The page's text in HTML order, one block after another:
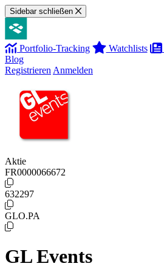
Sidebar schließen
Portfolio-Tracking Watchlists
Blog
Registrieren Anmelden
Aktie
FR0000066672
632297
GLO.PA
GL Events